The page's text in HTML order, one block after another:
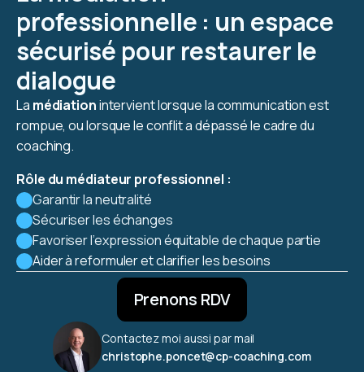
professionnelle : un espace
sécurisé pour restaurer le
dialogue
La médiationintervient lorsque la communication est
rompue, ou lorsque le conflit a dépassé le cadre du
coaching.
Rôle du médiateur professionnel :
Garantir la neutralité
Sécuriser les échanges
Favoriser l’expression équitable de chaque partie
Aider à reformuler et clarifier les besoins
Prenons RDV
Contactez moi aussi par mail
christophe.poncet@cp-coaching.com